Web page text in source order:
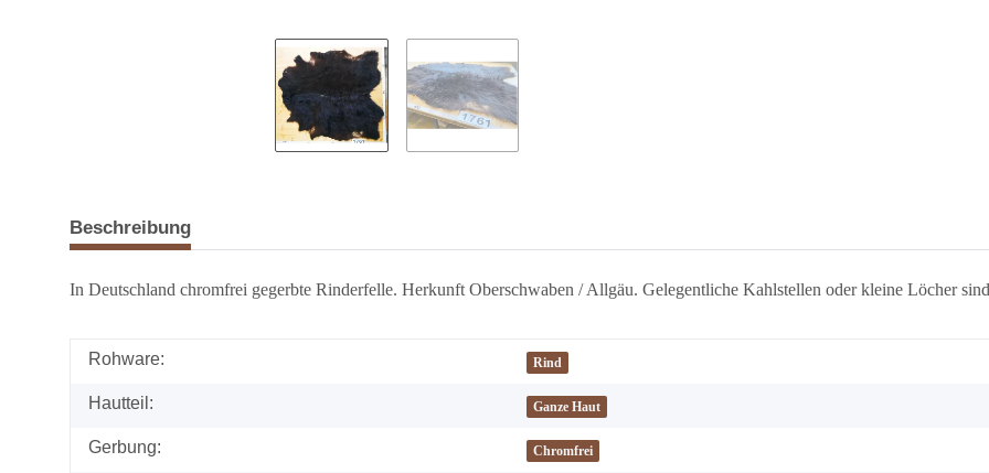
Beschreibung
In Deutschland chromfrei gegerbte Rinderfelle. Herkunft Oberschwaben / Allgäu. Gelegentliche Kahlstellen oder kleine Löcher
Rohware: Rind
Hautteil: Ganze Haut
Gerbung: Chromfrei